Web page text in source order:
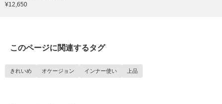
¥12,650
このページに関連するタグ
きれいめ オケージョン インナー使い 上品